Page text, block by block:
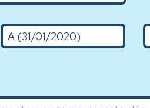
A (31/01/2020)